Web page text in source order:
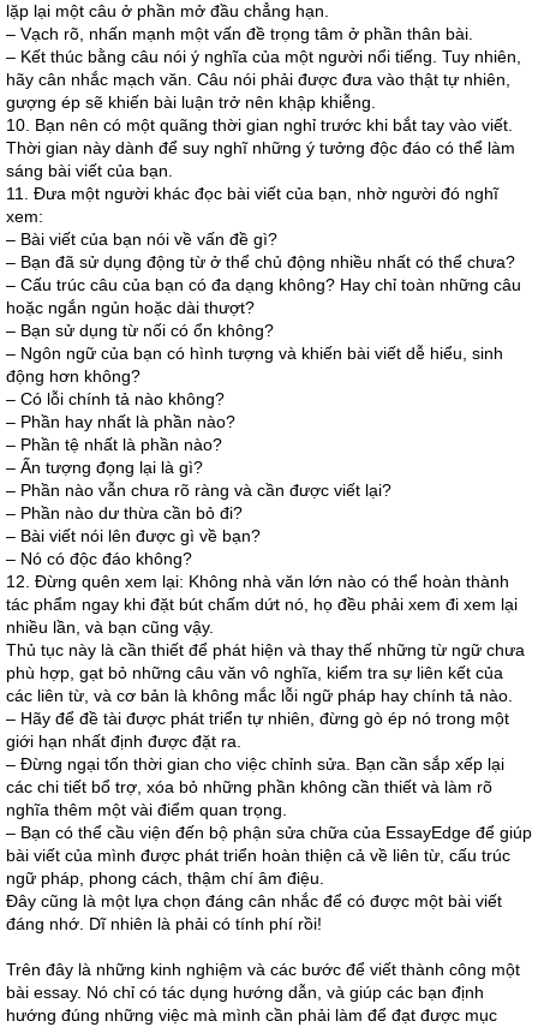
lặp lại một câu ở phần mở đầu chẳng hạn.
– Vạch rõ, nhấn mạnh một vấn đề trọng tâm ở phần thân bài.
– Kết thúc bằng câu nói ý nghĩa của một người nổi tiếng. Tuy nhiên,
hãy cân nhắc mạch văn. Câu nói phải được đưa vào thật tự nhiên,
gượng ép sẽ khiến bài luận trở nên khập khiễng.
10. Bạn nên có một quãng thời gian nghỉ trước khi bắt tay vào viết.
Thời gian này dành để suy nghĩ những ý tưởng độc đáo có thể làm
sáng bài viết của bạn.
11. Đưa một người khác đọc bài viết của bạn, nhờ người đó nghĩ
xem:
– Bài viết của bạn nói về vấn đề gì?
– Bạn đã sử dụng động từ ở thể chủ động nhiều nhất có thể chưa?
– Cấu trúc câu của bạn có đa dạng không? Hay chỉ toàn những câu
hoặc ngắn ngủn hoặc dài thượt?
– Bạn sử dụng từ nối có ổn không?
– Ngôn ngữ của bạn có hình tượng và khiến bài viết dễ hiểu, sinh
động hơn không?
– Có lỗi chính tả nào không?
– Phần hay nhất là phần nào?
– Phần tệ nhất là phần nào?
– Ấn tượng đọng lại là gì?
– Phần nào vẫn chưa rõ ràng và cần được viết lại?
– Phần nào dư thừa cần bỏ đi?
– Bài viết nói lên được gì về bạn?
– Nó có độc đáo không?
12. Đừng quên xem lại: Không nhà văn lớn nào có thể hoàn thành
tác phẩm ngay khi đặt bút chấm dứt nó, họ đều phải xem đi xem lại
nhiều lần, và bạn cũng vậy.
Thủ tục này là cần thiết để phát hiện và thay thế những từ ngữ chưa
phù hợp, gạt bỏ những câu văn vô nghĩa, kiểm tra sự liên kết của
các liên từ, và cơ bản là không mắc lỗi ngữ pháp hay chính tả nào.
– Hãy để đề tài được phát triển tự nhiên, đừng gò ép nó trong một
giới hạn nhất định được đặt ra.
– Đừng ngại tốn thời gian cho việc chỉnh sửa. Bạn cần sắp xếp lại
các chi tiết bổ trợ, xóa bỏ những phần không cần thiết và làm rõ
nghĩa thêm một vài điểm quan trọng.
– Bạn có thể cầu viện đến bộ phận sửa chữa của EssayEdge để giúp
bài viết của mình được phát triển hoàn thiện cả về liên từ, cấu trúc
ngữ pháp, phong cách, thậm chí âm điệu.
Đây cũng là một lựa chọn đáng cân nhắc để có được một bài viết
đáng nhớ. Dĩ nhiên là phải có tính phí rồi!
Trên đây là những kinh nghiệm và các bước để viết thành công một
bài essay. Nó chỉ có tác dụng hướng dẫn, và giúp các bạn định
hướng đúng những việc mà mình cần phải làm để đạt được mục